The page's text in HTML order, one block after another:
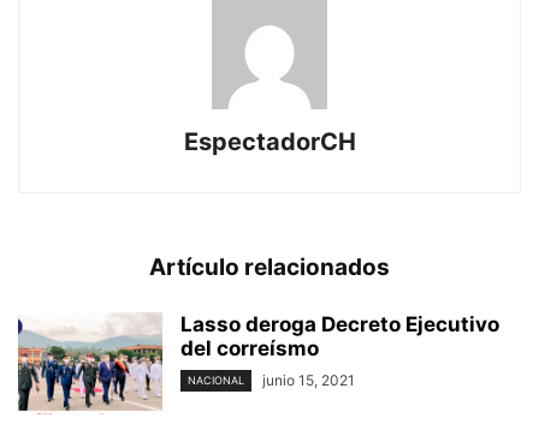
EspectadorCH
Artículo relacionados
Lasso deroga Decreto Ejecutivo
del correísmo
NACIONAL junio 15, 2021